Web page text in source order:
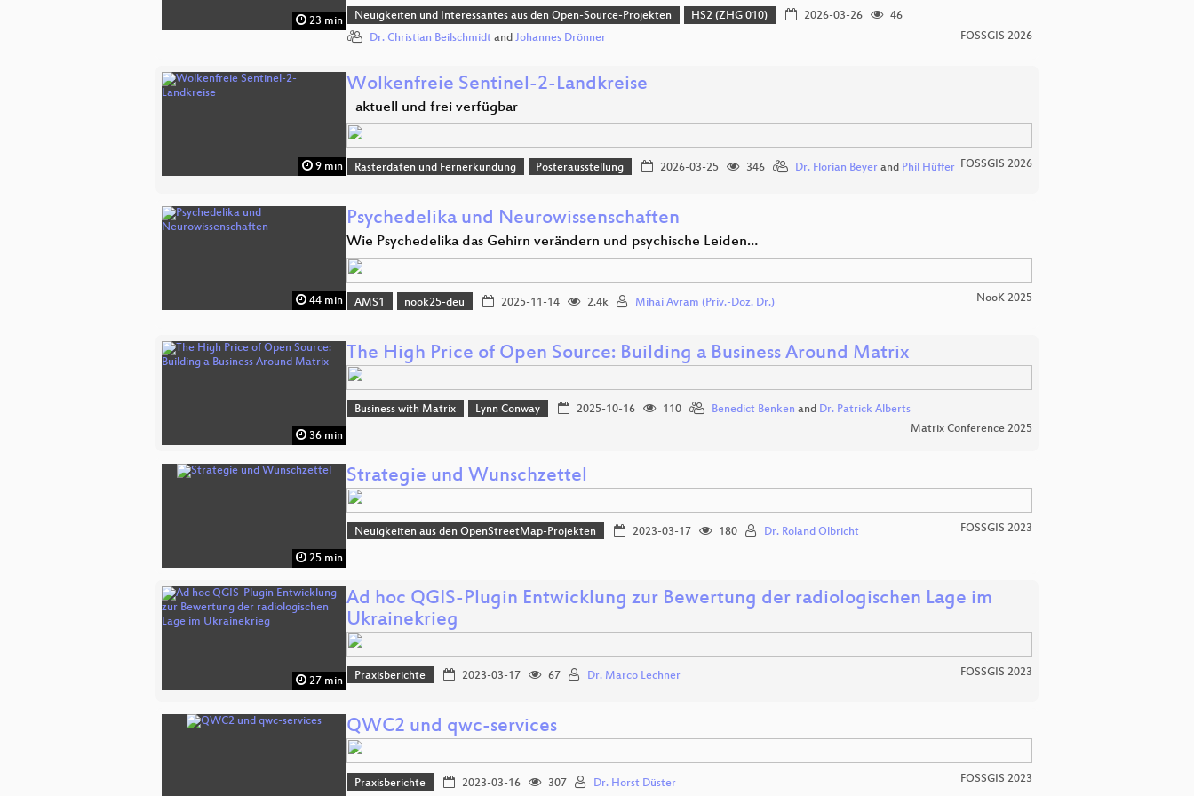
23 min Neuigkeiten und Interessantes aus den Open-Source-Projekten HS2 (ZHG 010) 2026-03-26
46
Dr. Christian Beilschmidt and Johannes Drönner FOSSGIS 2026
9 min
Wolkenfreie Sentinel-2-Landkreise
- aktuell und frei verfügbar -
Rasterdaten und Fernerkundung Posterausstellung 2026-03-25 346 Dr. Florian Beyerand Phil Hüffer FOSSGIS 2026
44 min
Psychedelika und Neurowissenschaften
Wie Psychedelika das Gehirn verändern und psychische Leiden…
AMS1 nook25-deu 2025-11-14 2.4k Mihai Avram (Priv.-Doz. Dr.) NooK 2025
36 min
The High Price of Open Source: Building a Business Around Matrix
Business with Matrix Lynn Conway 2025-10-16 110 Benedict Benken and Dr. Patrick Alberts
Matrix Conference 2025
25 min
Strategie und Wunschzettel
Neuigkeiten aus den OpenStreetMap-Projekten 2023-03-17 180 Dr. Roland Olbricht FOSSGIS 2023
27 min
Ad hoc QGIS-Plugin Entwicklung zur Bewertung der radiologischen Lage im
Ukrainekrieg
Praxisberichte 2023-03-17 67 Dr. Marco Lechner FOSSGIS 2023
QWC2 und qwc-services
Praxisberichte 2023-03-16 307 Dr. Horst Düster FOSSGIS 2023